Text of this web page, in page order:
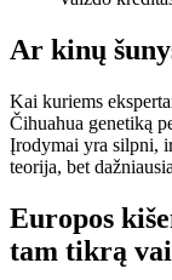
Ar kinų
Kai kuriems
Čihuahua genetiką
Įrodymai yra silpni,
teorija, bet
Europos
tam tikrą